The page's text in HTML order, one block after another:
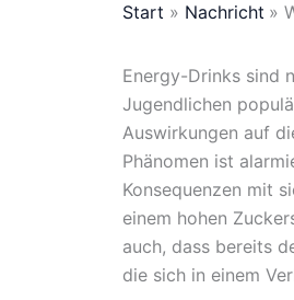
Start Nachricht
Energy-Drinks sind
Jugendlichen
Auswirkungen auf
Phänomen ist
Konsequenzen mit
einem hohen
auch, dass bereits
die sich in einem